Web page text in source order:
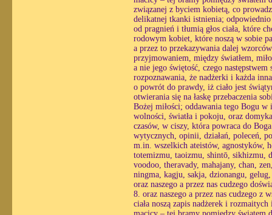
związanej z byciem kobietą, co
delikatnej tkanki istnienia;
od pragnień i tłumią głos ciała, które
rodowym kobiet, które noszą w sobie
a przez to przekazywania dalej
przyjmowaniem, między światłem,
a nie jego świętość, czego
rozpoznawania, że nadżerki i każda
o powrót do prawdy, iż ciało jest
otwierania się na łaskę przebaczenia
Bożej miłości; oddawania tego Bogu
wolności, światła i pokoju, oraz
czasów, w ciszy, która powraca do
wytycznych, opinii, działań, poleceń,
m.in. wszelkich ateistów, agnostyków,
totemizmu, taoizmu, shintō, sikhizmu,
voodoo, theravady, mahajany, chan,
ningma, kagju, sakja, dzionangu,
oraz naszego a przez nas cudzego
8. oraz naszego a przez nas cudzego
ciała noszą zapis nadżerek i